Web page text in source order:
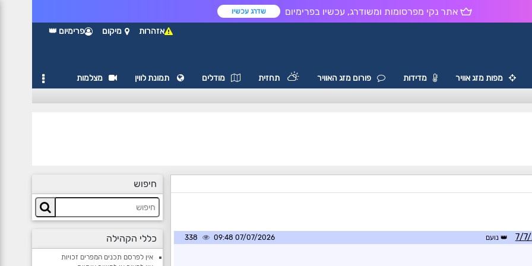
אתר נקי מפרסומות ומשודרג, עכשיו בפרימיום שדרג עכשיו
אזהרות מיקום פרימיום 👑
מפות מזג אוויר מדידות פורום מזג האוויר תחזית מודלים תמונת לווין מצלמות
נועם 07/07/2026 09:48
338
חיפוש
כללי הקהילה
אין לפרסם תכנים המפרים זכויות